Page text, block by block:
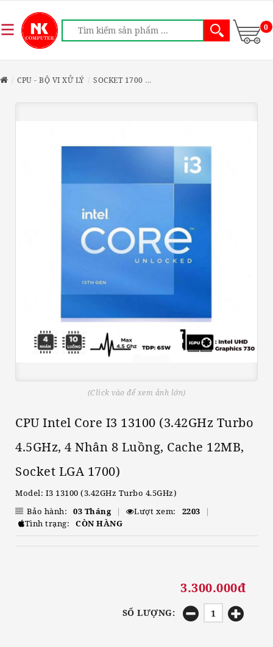
0
CPU - BỘ VI XỬ LÝ SOCKET 1700
(Click vào để xem ảnh lớn)
CPU Intel Core I3 13100 (3.42GHz Turbo
4.5GHz, 4 Nhân 8 Luồng, Cache 12MB,
Socket LGA 1700)
Model: I3 13100 (3.42GHz Turbo 4.5GHz)
Bảo hành:
03 Tháng | Lượt xem: 2203
|
Tình trạng:
CÒN HÀNG
3.300.000đ
SỐ LƯỢNG: